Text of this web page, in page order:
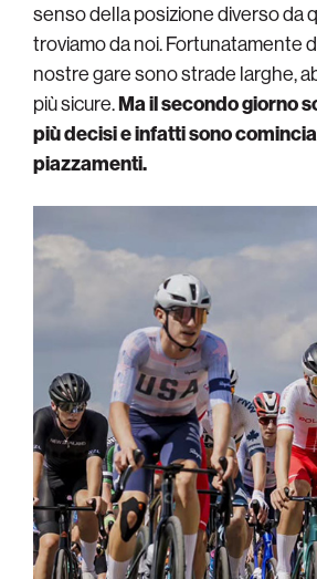
senso della posizione diverso da
troviamo da noi. Fortunatamente
nostre gare sono strade larghe,
più sicure.Ma il secondo giorno
più decisi e infatti sono
piazzamenti.